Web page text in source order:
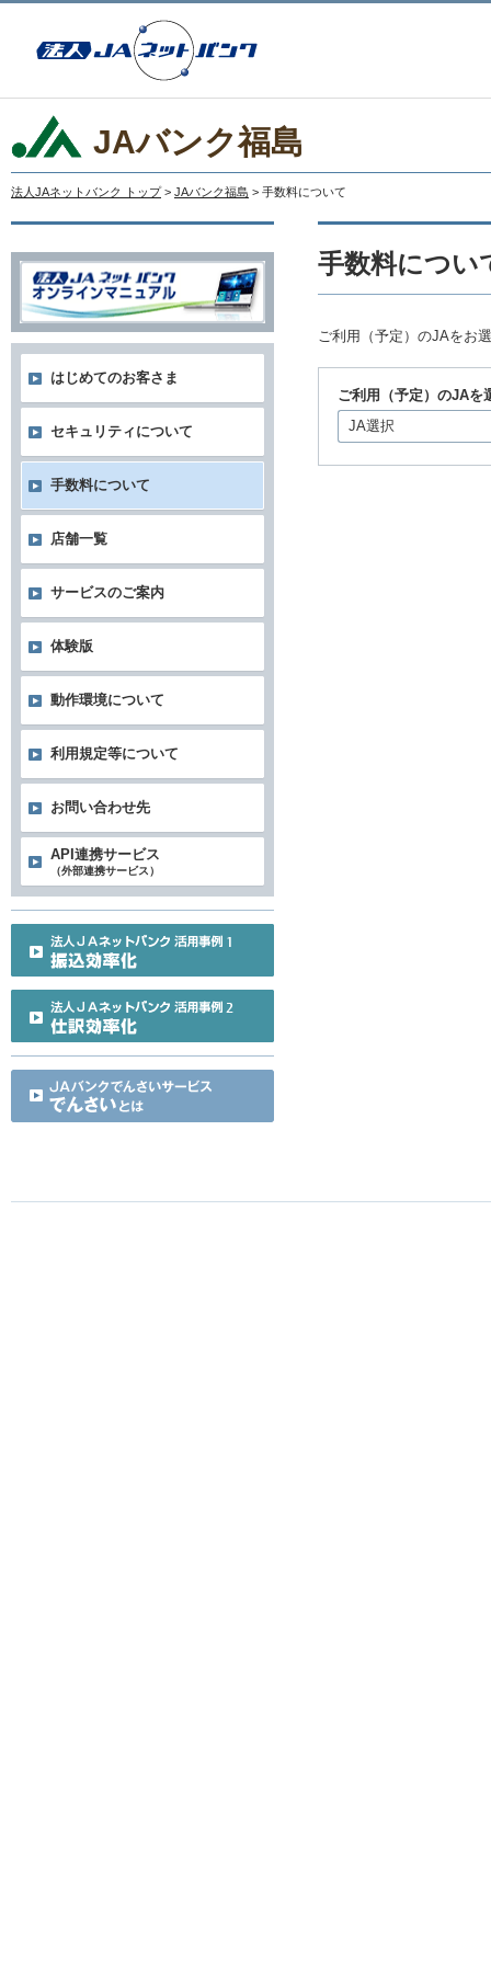
JAバンク福島
法人JAネットバンク トップ > JAバンク福島 > 手数料について
手数料につい
ご利用（予定）のJAをお
ご利用（予定）のJAを
JA選択
はじめてのお客さま
セキュリティについて
手数料について
店舗一覧
サービスのご案内
体験版
動作環境について
利用規定等について
お問い合わせ先
API連携サービス
（外部連携サービス）